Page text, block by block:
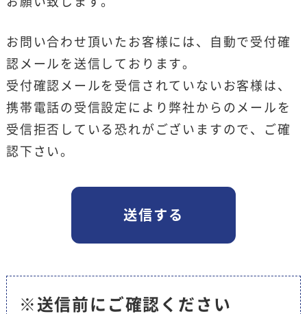
お問い合わせ頂いたお客様には、自動で受付確
認メールを送信しております。
受付確認メールを受信されていないお客様は、
携帯電話の受信設定により弊社からのメールを
受信拒否している恐れがございますので、ご確
認下さい。
※送信前にご確認ください